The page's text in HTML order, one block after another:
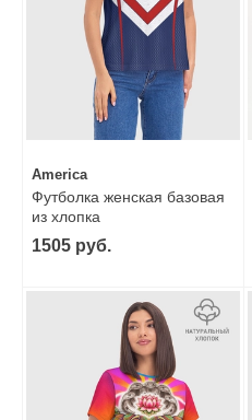
America
Футболка женская базовая
из хлопка
1505 руб.